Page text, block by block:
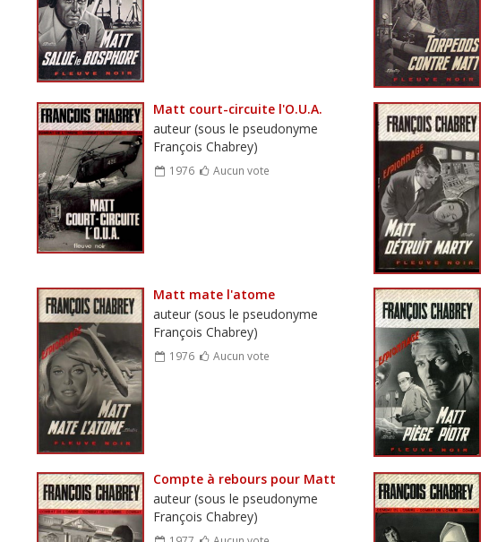
Matt court-circuite l'O.U.A.
auteur (sous le pseudonyme
François Chabrey)
1976 Aucun vote
Matt mate l'atome
auteur (sous le pseudonyme
François Chabrey)
1976 Aucun vote
Compte à rebours pour Matt
auteur (sous le pseudonyme
François Chabrey)